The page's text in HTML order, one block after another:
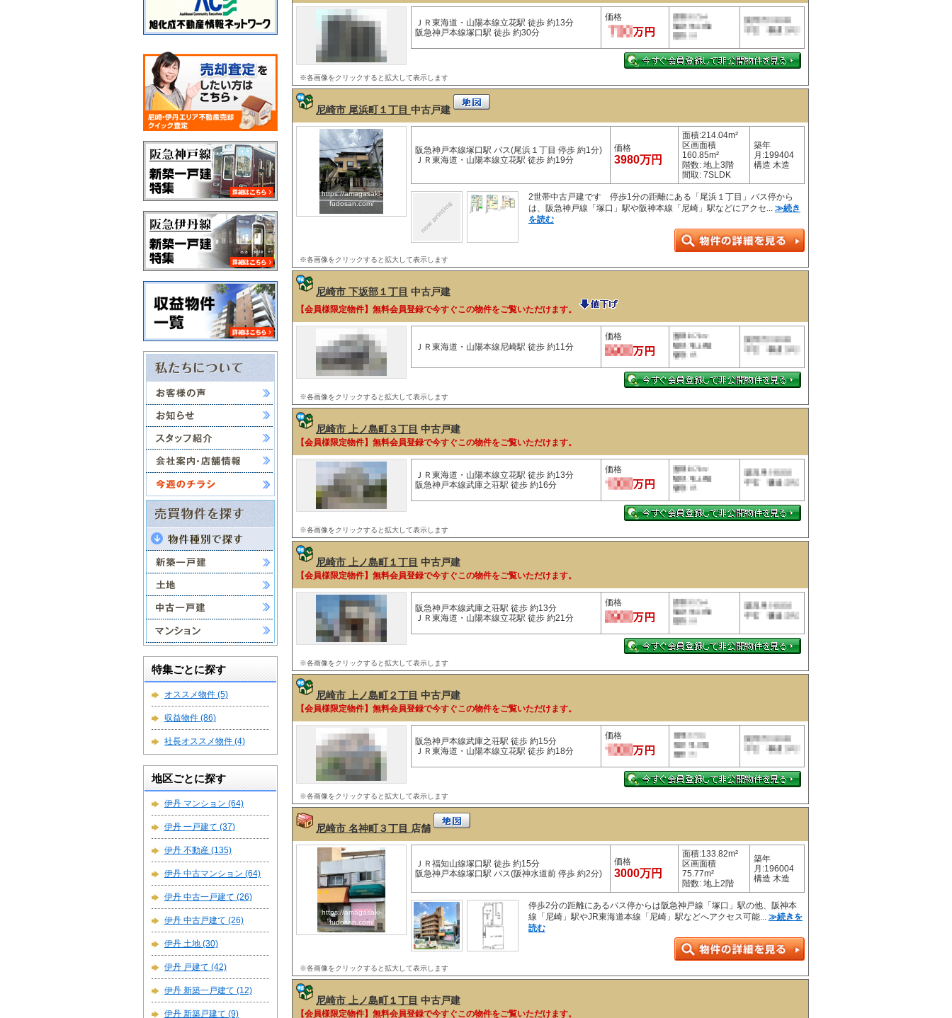
ＪＲ東海道・山陽本線立花駅 徒歩 約13分
阪急神戸本線塚口駅 徒歩 約30分
価格
※各画像をクリックすると拡大して表示します
尼崎市 尾浜町１丁目 中古戸建
https://amagasaki-
fudosan.com/
阪急神戸本線塚口駅 バス(尾浜１丁目 停歩 約1分)
ＪＲ東海道・山陽本線立花駅 徒歩 約19分
価格
3980万円
面積:214.04m²
区画面積
160.85m²
階数: 地上3階
間取: 7SLDK
築年
月:199404
構造 木造
2世帯中古戸建です 停歩1分の距離にある「尾浜１丁目」バス停から
は、阪急神戸線「塚口」駅や阪神本線「尼崎」駅などにアクセ... ≫続き
を読む
※各画像をクリックすると拡大して表示します
尼崎市 下坂部１丁目 中古戸建
【会員様限定物件】無料会員登録で今すぐこの物件をご覧いただけます。
ＪＲ東海道・山陽本線尼崎駅 徒歩 約11分
価格
※各画像をクリックすると拡大して表示します
尼崎市 上ノ島町３丁目 中古戸建
【会員様限定物件】無料会員登録で今すぐこの物件をご覧いただけます。
ＪＲ東海道・山陽本線立花駅 徒歩 約13分
阪急神戸本線武庫之荘駅 徒歩 約16分
価格
※各画像をクリックすると拡大して表示します
尼崎市 上ノ島町１丁目 中古戸建
【会員様限定物件】無料会員登録で今すぐこの物件をご覧いただけます。
阪急神戸本線武庫之荘駅 徒歩 約13分
ＪＲ東海道・山陽本線立花駅 徒歩 約21分
価格
※各画像をクリックすると拡大して表示します
尼崎市 上ノ島町２丁目 中古戸建
【会員様限定物件】無料会員登録で今すぐこの物件をご覧いただけます。
阪急神戸本線武庫之荘駅 徒歩 約15分
ＪＲ東海道・山陽本線立花駅 徒歩 約18分
価格
※各画像をクリックすると拡大して表示します
尼崎市 名神町３丁目 店舗
https://amagasaki-
fudosan.com/
ＪＲ福知山線塚口駅 徒歩 約15分
阪急神戸本線塚口駅 バス(阪神水道前 停歩 約2分)
価格
3000万円
面積:133.82m²
区画面積
75.77m²
階数: 地上2階
築年
月:196004
構造 木造
停歩2分の距離にあるバス停からは阪急神戸線「塚口」駅の他、阪神本
線「尼崎」駅やJR東海道本線「尼崎」駅などへアクセス可能... ≫続きを
読む
※各画像をクリックすると拡大して表示します
尼崎市 上ノ島町１丁目 中古戸建
【会員様限定物件】無料会員登録で今すぐこの物件をご覧いただけます。
特集ごとに探す
オススメ物件 (5)
収益物件 (86)
社長オススメ物件 (4)
地区ごとに探す
伊丹 マンション (64)
伊丹 一戸建て (37)
伊丹 不動産 (135)
伊丹 中古マンション (64)
伊丹 中古一戸建て (26)
伊丹 中古戸建て (26)
伊丹 土地 (30)
伊丹 戸建て (42)
伊丹 新築一戸建て (12)
伊丹 新築戸建て (9)